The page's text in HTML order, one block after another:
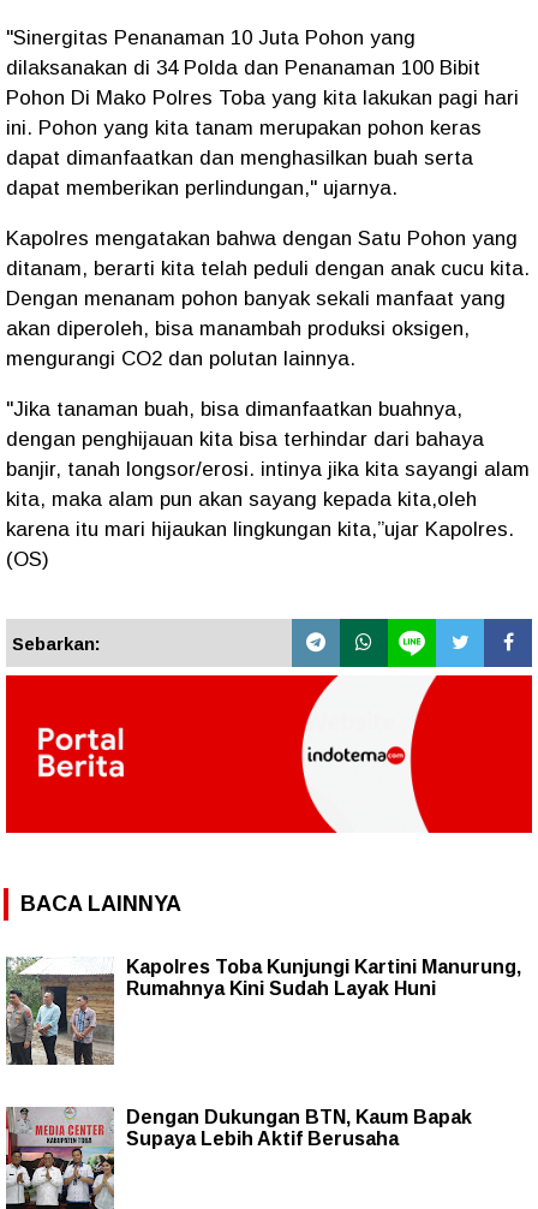
"Sinergitas Penanaman 10 Juta Pohon yang
dilaksanakan di 34 Polda dan Penanaman 100 Bibit
Pohon Di Mako Polres Toba yang kita lakukan pagi hari
ini. Pohon yang kita tanam merupakan pohon keras
dapat dimanfaatkan dan menghasilkan buah serta
dapat memberikan perlindungan," ujarnya.
Kapolres mengatakan bahwa dengan Satu Pohon yang
ditanam, berarti kita telah peduli dengan anak cucu kita.
Dengan menanam pohon banyak sekali manfaat yang
akan diperoleh, bisa manambah produksi oksigen,
mengurangi CO2 dan polutan lainnya.
"Jika tanaman buah, bisa dimanfaatkan buahnya,
dengan penghijauan kita bisa terhindar dari bahaya
banjir, tanah longsor/erosi. intinya jika kita sayangi alam
kita, maka alam pun akan sayang kepada kita,oleh
karena itu mari hijaukan lingkungan kita,”ujar Kapolres.
(OS)
Sebarkan:
BACA LAINNYA
Kapolres Toba Kunjungi Kartini Manurung,
Rumahnya Kini Sudah Layak Huni
Dengan Dukungan BTN, Kaum Bapak
Supaya Lebih Aktif Berusaha